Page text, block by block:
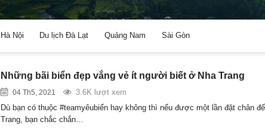
Hà Nội Du lịch Đà Lạt Quảng Nam Sài Gòn
Những bãi biển đẹp vắng vẻ ít người biết ở Nha Trang
04 Th5, 2021
3.6K lượt xem
Dù bạn có thuộc #teamyêubiển hay không thì nếu được một lần đặt chân
Trang, bạn chắc chắn…